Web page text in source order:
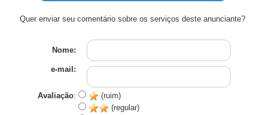
Quer enviar seu comentário sobre os serviços deste anunciante?
Nome:
e-mail:
Avaliação:
(ruim)
(regular)